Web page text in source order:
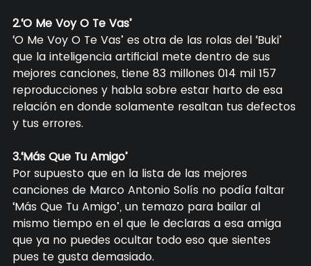
2.‘O Me Voy O Te Vas’
‘O Me Voy O Te Vas’ es otra de las rolas del ‘Buki’
que la inteligencia artificial mete dentro de sus
mejores canciones, tiene 83 millones 014 mil 157
reproducciones y habla sobre estar harto de esa
relación en donde solamente resaltan tus defectos
y tus errores.
3.‘Más Que Tu Amigo’
Por supuesto que en la lista de las mejores
canciones de Marco Antonio Solís no podía faltar
‘Más Que Tu Amigo’, un temazo para bailar al
mismo tiempo en el que le declaras a esa amiga
que ya no puedes ocultar todo eso que sientes
pues te gusta demasiado.